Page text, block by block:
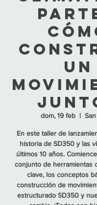
un
dom, 19 feb
  |
En este taller de
historia de SD350 y las
últimos 10 años.
conjunto de herramientas
clave, los conceptos
construcción de
estructurado SD350 y